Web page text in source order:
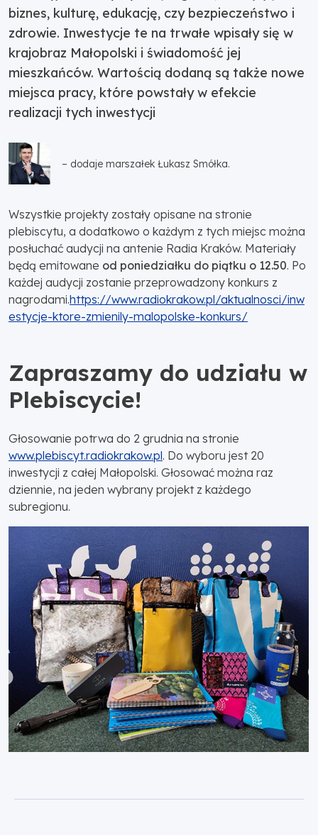
biznes, kulturę, edukację, czy bezpieczeństwo i
zdrowie. Inwestycje te na trwałe wpisały się w
krajobraz Małopolski i świadomość jej
mieszkańców. Wartością dodaną są także nowe
miejsca pracy, które powstały w efekcie
realizacji tych inwestycji
– dodaje marszałek Łukasz Smółka.
Wszystkie projekty zostały opisane na stronie
plebiscytu, a dodatkowo o każdym z tych miejsc można
posłuchać audycji na antenie Radia Kraków. Materiały
będą emitowane od poniedziałku do piątku o 12.50. Po
każdej audycji zostanie przeprowadzony konkurs z
nagrodami.https://www.radiokrakow.pl/aktualnosci/inw
estycje-ktore-zmienily-malopolske-konkurs/
Zapraszamy do udziału w
Plebiscycie!
Głosowanie potrwa do 2 grudnia na stronie
www.plebiscyt.radiokrakow.pl. Do wyboru jest 20
inwestycji z całej Małopolski. Głosować można raz
dziennie, na jeden wybrany projekt z każdego
subregionu.